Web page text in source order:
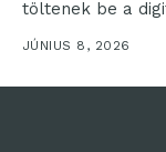
töltenek be a
előfordul, hogy...
JÚNIUS 8, 2026